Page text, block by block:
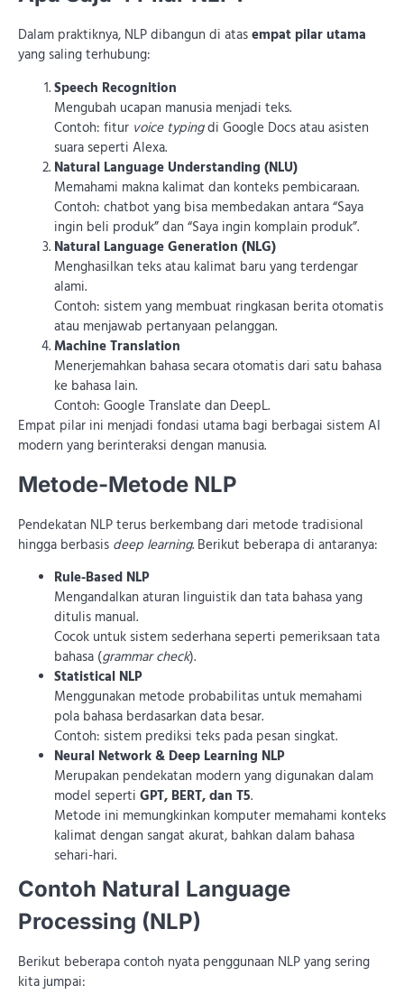
Dalam praktiknya, NLP dibangun di atasempat pilar utama
yang saling terhubung:
Speech Recognition
Mengubah ucapan manusia menjadi teks.
Contoh: fitur voice typingdi Google Docs atau asisten
suara seperti Alexa.
Natural Language Understanding (NLU)
Memahami makna kalimat dan konteks pembicaraan.
Contoh: chatbot yang bisa membedakan antara “Saya
ingin beli produk” dan “Saya ingin komplain produk”.
Natural Language Generation (NLG)
Menghasilkan teks atau kalimat baru yang terdengar
alami.
Contoh: sistem yang membuat ringkasan berita otomatis
atau menjawab pertanyaan pelanggan.
Machine Translation
Menerjemahkan bahasa secara otomatis dari satu bahasa
ke bahasa lain.
Contoh: Google Translate dan DeepL.
Empat pilar ini menjadi fondasi utama bagi berbagai sistem AI
modern yang berinteraksi dengan manusia.
Metode-Metode NLP
Pendekatan NLP terus berkembang dari metode tradisional
hingga berbasis deep learning. Berikut beberapa di antaranya:
Rule-Based NLP
Mengandalkan aturan linguistik dan tata bahasa yang
ditulis manual.
Cocok untuk sistem sederhana seperti pemeriksaan tata
bahasa (grammar check).
Statistical NLP
Menggunakan metode probabilitas untuk memahami
pola bahasa berdasarkan data besar.
Contoh: sistem prediksi teks pada pesan singkat.
Neural Network & Deep Learning NLP
Merupakan pendekatan modern yang digunakan dalam
model seperti GPT, BERT, dan T5.
Metode ini memungkinkan komputer memahami konteks
kalimat dengan sangat akurat, bahkan dalam bahasa
sehari-hari.
Contoh Natural Language
Processing (NLP)
Berikut beberapa contoh nyata penggunaan NLP yang sering
kita jumpai: